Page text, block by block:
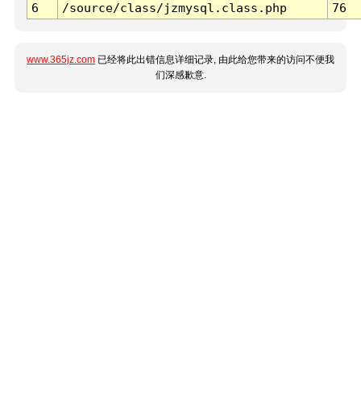
6
/source/class/jzmysql.class.php 76
www.365jz.com 已经将此出错信息详细记录, 由此给您带来的访问不便我
们深感歉意.